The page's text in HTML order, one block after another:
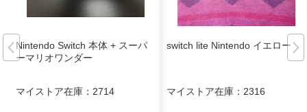
Nintendo Switch 本体 + スーパ
ーマリオワンダー
マイストア在庫： 2714
switch lite Nintendo イエロー
マイストア在庫： 2316